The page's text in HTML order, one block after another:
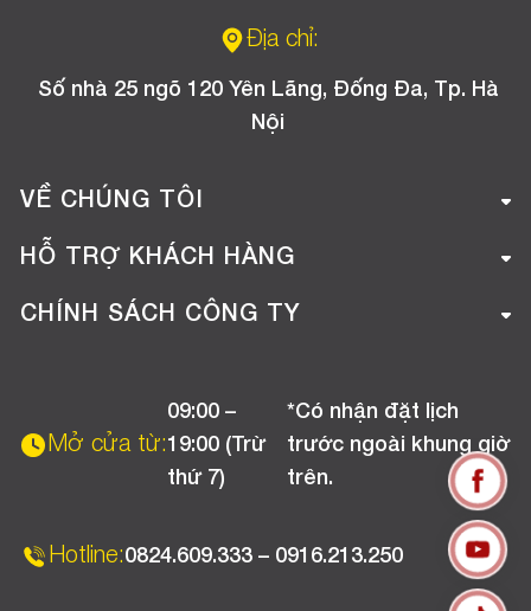
Địa chỉ:
Số nhà 25 ngõ 120 Yên Lãng, Đống Đa, Tp. Hà
Nội
VỀ CHÚNG TÔI
Giới thiệu công ty
Tuyển dụng
HỖ TRỢ KHÁCH HÀNG
Hướng dẫn mua hàng online
Chương trình khuyến mãi
CHÍNH SÁCH CÔNG TY
Chính sách bảo hành
Mở cửa từ:
09:00 –
19:00 (Trừ
thứ 7)
*Có nhận đặt lịch
trước ngoài khung giờ
trên.
Hotline:0824.609.333 – 0916.213.250